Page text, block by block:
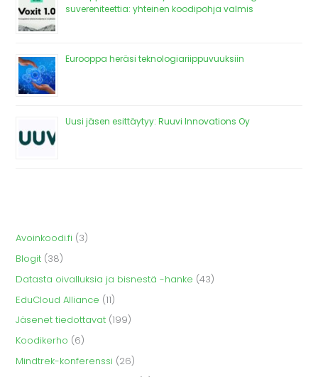
suvereniteettia: yhteinen koodipohja valmis
Eurooppa heräsi teknologiariippuvuuksiin
Uusi jäsen esittäytyy: Ruuvi Innovations Oy
Avoinkoodi.fi (3)
Blogit (38)
Datasta oivalluksia ja bisnestä -hanke (43)
EduCloud Alliance (11)
Jäsenet tiedottavat (199)
Koodikerho (6)
Mindtrek-konferenssi (26)